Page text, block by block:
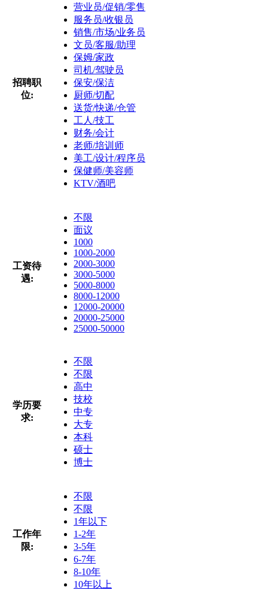
招聘职
位:
营业员/促销/零售
服务员/收银员
销售/市场/业务员
文员/客服/助理
保姆/家政
司机/驾驶员
保安/保洁
厨师/切配
送货/快递/仓管
工人/技工
财务/会计
老师/培训师
美工/设计/程序员
保健师/美容师
KTV/酒吧
工资待
遇:
不限
面议
1000
1000-2000
2000-3000
3000-5000
5000-8000
8000-12000
12000-20000
20000-25000
25000-50000
学历要
求:
不限
不限
高中
技校
中专
大专
本科
硕士
博士
工作年
限:
不限
不限
1年以下
1-2年
3-5年
6-7年
8-10年
10年以上